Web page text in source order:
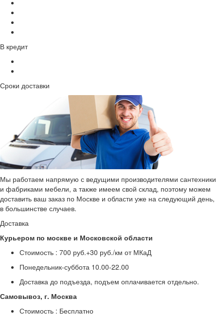
В кредит
Сроки доставки
Мы работаем напрямую с ведущими производителями сантехники
и фабриками мебели, а также имеем свой склад, поэтому можем
доставить ваш заказ по Москве и области уже на следующий день,
в большинстве случаев.
Доставка
Курьером по москве и Московской области
Стоимость : 700 руб.+30 руб./км от МКаД
Понедельник-суббота 10.00-22.00
Доставка до подъезда, подъем оплачивается отдельно.
Самовывоз, г. Москва
Стоимость : Бесплатно